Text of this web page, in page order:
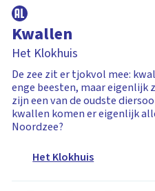
Kwallen
Het Klokhuis
De zee zit er tjokvol mee:
enge beesten, maar eigenlijk
zijn een van de oudste
kwallen komen er eigenlijk
Noordzee?
Het Klokhuis